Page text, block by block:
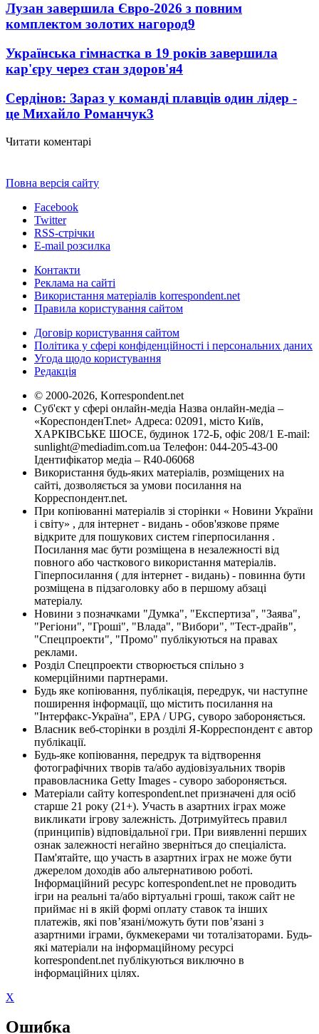
Лузан завершила Євро-2026 з повним
комплектом золотих нагород9
Українська гімнастка в 19 років завершила
кар'єру через стан здоров'я4
Сердінов: Зараз у команді плавців один лідер -
це Михайло Романчук3
Читати коментарі
Повна версія сайту
Facebook
Twitter
RSS-стрічки
E-mail розсилка
Контакти
Реклама на сайті
Використання матеріалів korrespondent.net
Правила користування сайтом
Договір користування сайтом
Політика у сфері конфіденційності і персональних даних
Угода щодо користування
Редакція
© 2000-2026, Korrespondent.net
Суб'єкт у сфері онлайн-медіа Назва онлайн-медіа –
«КореспонденТ.net» Адреса: 02091, місто Київ,
ХАРКІВСЬКЕ ШОСЕ, будинок 172-Б, офіс 208/1 E-mail:
sunlight@mediadim.com.ua Телефон: 044-205-43-00
Ідентифікатор медіа – R40-06068
Використання будь-яких матеріалів, розміщених на
сайті, дозволяється за умови посилання на
Корреспондент.net.
При копіюванні матеріалів зі сторінки « Новини України
і світу» , для інтернет - видань - обов'язкове пряме
відкрите для пошукових систем гіперпосилання .
Посилання має бути розміщена в незалежності від
повного або часткового використання матеріалів.
Гіперпосилання ( для інтернет - видань) - повинна бути
розміщена в підзаголовку або в першому абзаці
матеріалу.
Новини з позначками "Думка", "Експертиза", "Заява",
"Регіони", "Гроші", "Влада", "Вибори", "Тест-драйв",
"Спецпроекти", "Промо" публікуються на правах
реклами.
Розділ Спецпроекти створюється спільно з
комерційними партнерами.
Будь яке копіювання, публікація, передрук, чи наступне
поширення інформації, що містить посилання на
"Інтерфакс-Україна", EPA / UPG, суворо забороняється.
Власник веб-сторінки в розділі Я-Корреспондент є автор
публікації.
Будь-яке копіювання, передрук та відтворення
фотографічних творів та/або аудіовізуальних творів
правовласника Getty Images - суворо забороняється.
Матеріали сайту korrespondent.net призначені для осіб
старше 21 року (21+). Участь в азартних іграх може
викликати ігрову залежність. Дотримуйтесь правил
(принципів) відповідальної гри. При виявленні перших
ознак залежності негайно зверніться до спеціаліста.
Пам'ятайте, що участь в азартних іграх не може бути
джерелом доходів або альтернативою роботі.
Інформаційний ресурс korrespondent.net не проводить
ігри на реальні та/або віртуальні гроші, також сайт не
приймає ні в якій формі оплату ставок та інших
платежів, які пов’язані/можуть бути пов’язані з
азартними іграми, букмекерами чи тоталізаторами. Будь-
які матеріали на інформаційному ресурсі
korrespondent.net публікуються виключно в
інформаційних цілях.
X
Ошибка